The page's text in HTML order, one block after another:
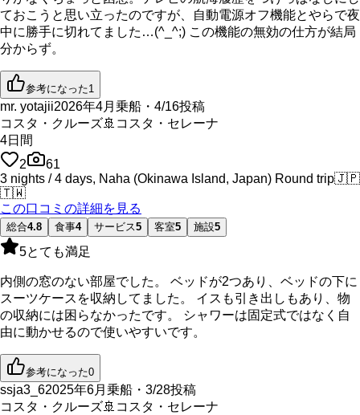
ておこうと思い立ったのですが、自動電源オフ機能とやらで夜
中に勝手に切れてました…(^_^;) この機能の無効の仕方が結局
分からず。
参考になった1
mr. yotajii2026年4月乗船・4/16投稿
コスタ・クルーズ🚢 コスタ・セレーナ
4日間
2
61
3 nights / 4 days, Naha (Okinawa Island, Japan) Round trip🇯🇵
🇹🇼
この口コミの詳細を見る
総合4.8 食事4 サービス5 客室5 施設5
5とても満足
内側の窓のない部屋でした。 ベッドが2つあり、ベッドの下に
スーツケースを収納してました。 イスも引き出しもあり、物
の収納には困らなかったです。 シャワーは固定式ではなく自
由に動かせるので使いやすいです。
参考になった0
ssja3_62025年6月乗船・3/28投稿
コスタ・クルーズ🚢 コスタ・セレーナ